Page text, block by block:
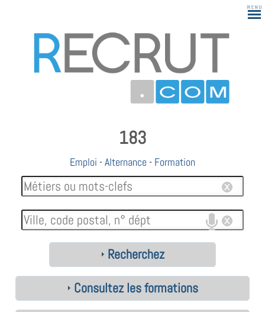
183
Emploi -Alternance - Formation
Recherchez
Consultez les formations